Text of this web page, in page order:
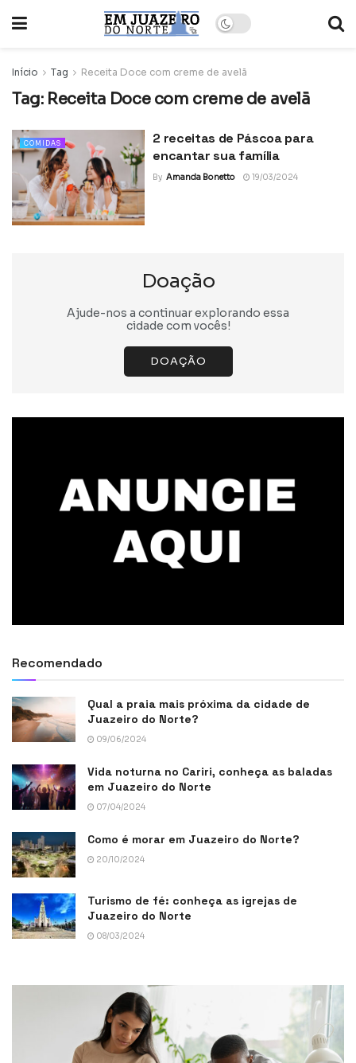
Início Tag Receita Doce com creme de avelã
Tag: Receita Doce com creme de avelã
COMIDAS
2 receitas de Páscoa para
encantar sua família
By Amanda Bonetto 19/03/2024
Doação
Ajude-nos a continuar explorando essa
cidade com vocês!
DOAÇÃO
Recomendado
Qual a praia mais próxima da cidade de
Juazeiro do Norte?
09/06/2024
Vida noturna no Cariri, conheça as baladas
em Juazeiro do Norte
07/04/2024
Como é morar em Juazeiro do Norte?
20/10/2024
Turismo de fé: conheça as igrejas de
Juazeiro do Norte
08/03/2024